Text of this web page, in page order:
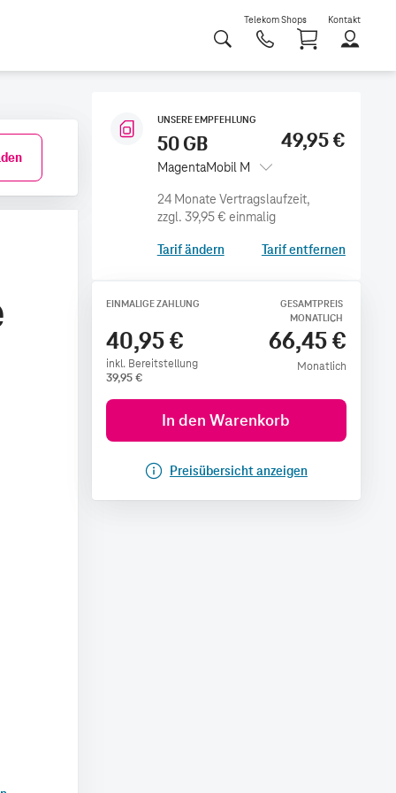
Telekom Shops Kontakt
UNSERE EMPFEHLUNG
50 GB
MagentaMobil M
49,95 €
zzgl. 39,95 € einmalig
Tarif ändern Tarif entfernen
EINMALIGE ZAHLUNG
40,95 €
inkl. Bereitstellung
39,95€
GESAMTPREIS
MONATLICH
66,45 €
Monatlich
In den Warenkorb
Preisübersicht anzeigen